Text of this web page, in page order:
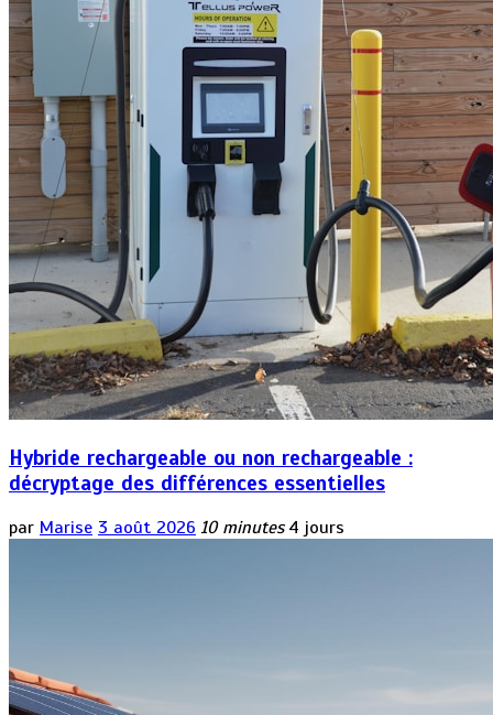
Hybride rechargeable ou non rechargeable :
décryptage des différences essentielles
par Marise 3 août 2026 10 minutes 4 jours